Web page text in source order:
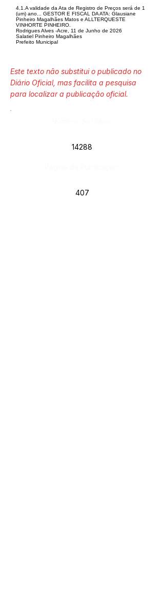
4.1.A validade da Ata de Registro de Preços será de 1
(um) ano... GESTOR E FISCAL DA ATA: Glausiane
Pinheiro Magalhães Matos e ALLTERQUESTE
VINHORTE PINHEIRO.
Rodrigues Alves -Acre, 11 de Junho de 2026
Salatiel Pinheiro Magalhães
Prefeito Municipal
Este texto não substitui o publicado no
Diário Oficial, mas facilita a pesquisa
para localizar a publicação oficial.
14288
407